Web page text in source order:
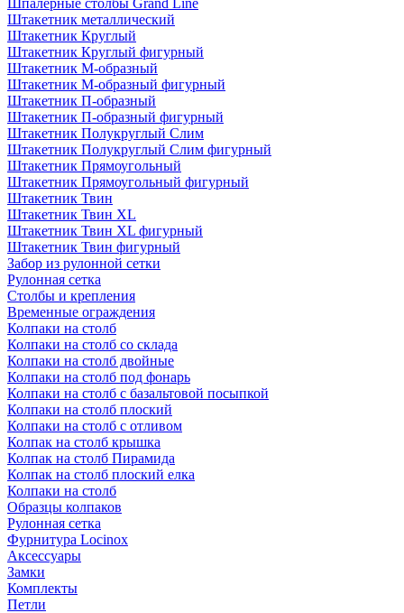
Шпалерные столбы Grand Line
Штакетник металлический
Штакетник Круглый
Штакетник Круглый фигурный
Штакетник М-образный
Штакетник М-образный фигурный
Штакетник П-образный
Штакетник П-образный фигурный
Штакетник Полукруглый Слим
Штакетник Полукруглый Слим фигурный
Штакетник Прямоугольный
Штакетник Прямоугольный фигурный
Штакетник Твин
Штакетник Твин XL
Штакетник Твин XL фигурный
Штакетник Твин фигурный
Забор из рулонной сетки
Рулонная сетка
Столбы и крепления
Временные ограждения
Колпаки на столб
Колпаки на столб со склада
Колпаки на столб двoйные
Колпаки на столб под фонарь
Колпаки на столб с базальтовой посыпкой
Колпаки на столб плоский
Колпаки на столб с отливом
Колпак на столб крышка
Колпак на столб Пирамида
Колпак на столб плоский елка
Колпаки на столб
Образцы колпаков
Рулонная сетка
Фурнитура Locinox
Аксессуары
Замки
Комплекты
Петли